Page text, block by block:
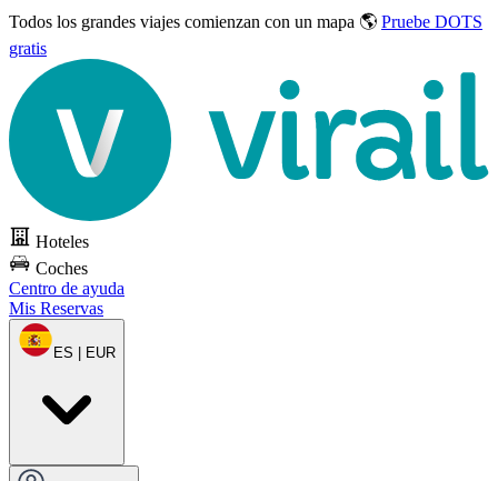
Todos los grandes viajes comienzan con un mapa 🌎 Pruebe DOTS
gratis
Hoteles
Coches
Centro de ayuda
Mis Reservas
ES | EUR